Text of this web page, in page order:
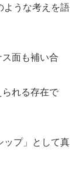
ような考えを語
面も補い合
れる存在で
ップ」として真